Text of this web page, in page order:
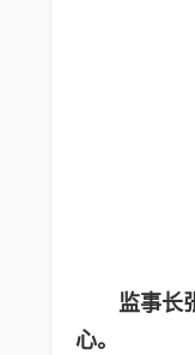
监事长
心。